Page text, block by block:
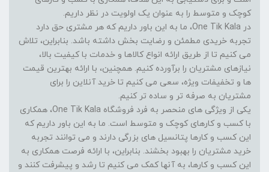
کوچک و متوسط را به عنوان یک اولویت در نظر داریم.
در One Tik Kala، ما به این باور داریم که هر مشتری حق دارد
تجربه خریدی مطمئن و رضایت بخش داشته باشد. بنابراین، تلاش
می کنیم تا از طریق ارائه انواع کالاها و خدمات با کیفیت بالا،
نیازهای مشتریان را برآورده کنیم. همچنین، با ارائه بهترین قیمت
ها و تخفیفات ویژه، سعی می کنیم تا خرید آنلاین را برای
مشتریان به صرفه تر و ساده تر کنیم.
یکی از ویژگی های منحصر به فرد فروشگاه One Tik Kala، همکاری
با کسب و کارهای کوچک و متوسط است. ما به این باور داریم که
این کسب و کارها پتانسیل های بزرگی دارند و می توانند تجربه
خرید مشتریان را بهبود بخشند. بنابراین، با ارائه فرصت همکاری به
این کسب و کارها، به آنها کمک می کنیم تا رشد و پیشرفت کنند و